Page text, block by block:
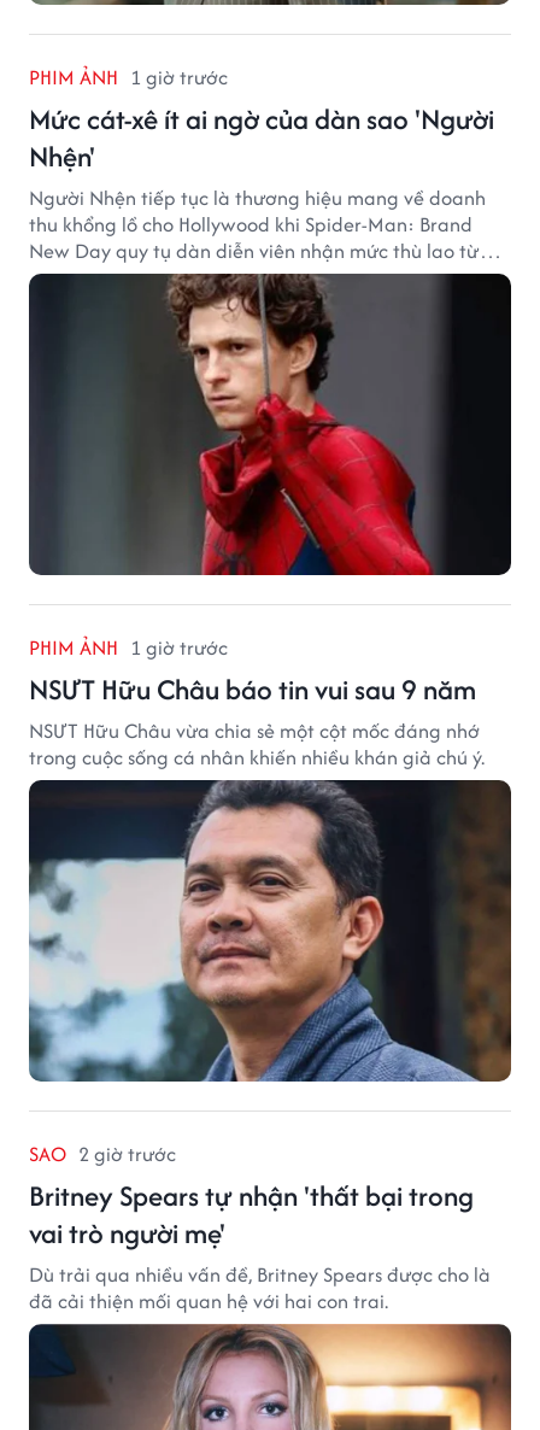
PHIM ẢNH 1 giờ trước
Mức cát-xê ít ai ngờ của dàn sao 'Người
Nhện'
Người Nhện tiếp tục là thương hiệu mang về doanh
thu khổng lồ cho Hollywood khi Spider-Man: Brand
New Day quy tụ dàn diễn viên nhận mức thù lao từ
hàng chục đến hàng trăm tỷ đồng. Thành công phòng
vé của bộ phim cũng giúp nhiều ngôi sao sở hữu khoản
thu nhập đáng mơ ước.
PHIM ẢNH 1 giờ trước
NSƯT Hữu Châu báo tin vui sau 9 năm
NSƯT Hữu Châu vừa chia sẻ một cột mốc đáng nhớ
trong cuộc sống cá nhân khiến nhiều khán giả chú ý.
SAO 2 giờ trước
Britney Spears tự nhận 'thất bại trong
vai trò người mẹ'
Dù trải qua nhiều vấn đề, Britney Spears được cho là
đã cải thiện mối quan hệ với hai con trai.